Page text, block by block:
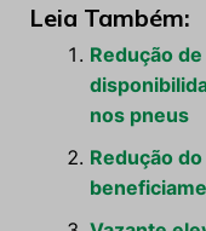
Leia Também:
Redução
nos pneus
Redução